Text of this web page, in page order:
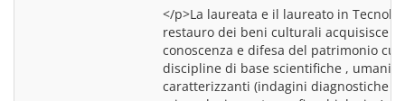
</p>La laureata e il laureato in
restauro dei beni culturali acquisisce
conoscenza e difesa del patrimonio
discipline di base scientifiche ,
caratterizzanti (indagini diagnostiche